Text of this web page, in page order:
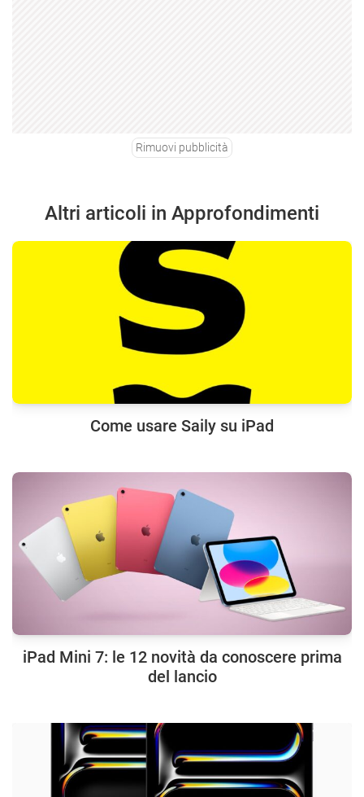
Rimuovi pubblicità
Altri articoli in Approfondimenti
Come usare Saily su iPad
iPad Mini 7: le 12 novità da conoscere prima
del lancio